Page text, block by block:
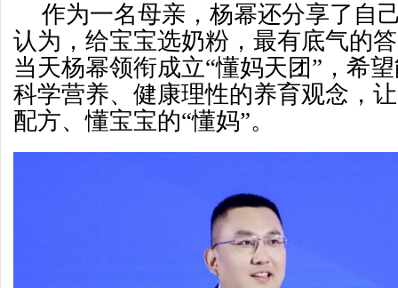
作为一名母亲，杨幂还分享了自
认为，给宝宝选奶粉，最有底气的
当天杨幂领衔成立“懂妈天团”，希
科学营养、健康理性的养育观念，
配方、懂宝宝的“懂妈”。